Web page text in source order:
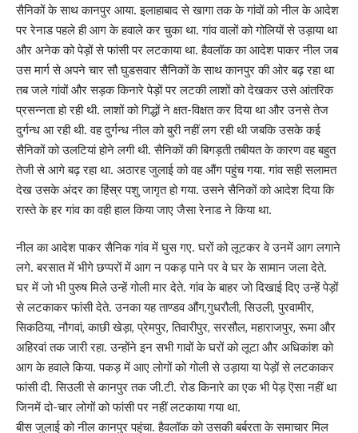
सैनिकों के साथ कानपुर आया. इलाहाबाद से खागा तक के गांवों को नील के आदेश
पर रेनाड पहले ही आग के हवाले कर चुका था. गांव वालों को गोलियों से उड़ाया था
और अनेक को पेड़ों से फांसी पर लटकाया था. हैवलॉक का आदेश पाकर नील जब
उस मार्ग से अपने चार सौ घुडसवार सैनिकों के साथ कानपुर की ओर बढ़ रहा था
तब जले गांवों और सड़क किनारे पेड़ों पर लटकी लाशों को देखकर उसे आंतरिक
प्रसन्नता हो रही थी. लाशों को गिद्धों ने क्षत-विक्षत कर दिया था और उनसे तेज
दुर्गन्ध आ रही थी. वह दुर्गन्ध नील को बुरी नहीं लग रही थी जबकि उसके कई
सैनिकों को उलटियां होने लगी थी. सैनिकों की बिगड़ती तबीयत के कारण वह बहुत
तेजी से आगे बढ़ रहा था. अठारह जुलाई को वह औंग पहुंच गया. गांव सही सलामत
देख उसके अंदर का हिंस्र पशु जागृत हो गया. उसने सैनिकों को आदेश दिया कि
रास्ते के हर गांव का वही हाल किया जाए जैसा रेनाड ने किया था.
नील का आदेश पाकर सैनिक गांव में घुस गए. घरों को लूटकर वे उनमें आग लगाने
लगे. बरसात में भीगे छप्परों में आग न पकड़ पाने पर वे घर के सामान जला देते.
घर में जो भी पुरुष मिले उन्हें गोली मार देते. गांव के बाहर जो दिखाई दिए उन्हें पेड़ों
से लटकाकर फांसी देते. उनका यह ताण्डव औंग,गुधरौली, सिउली, पुरवामीर,
सिकठिया, नौगवां, काछी खेड़ा, प्रेमपुर, तिवारीपुर, सरसौल, महाराजपुर, रूमा और
अहिरवां तक जारी रहा. उन्होंने इन सभी गावों के घरों को लूटा और अधिकांश को
आग के हवाले किया. पकड़ में आए लोगों को गोली से उड़ाया या पेड़ों से लटकाकर
फांसी दी. सिउली से कानपुर तक जी.टी. रोड किनारे का एक भी पेड़ ऎसा नहीं था
जिनमें दो-चार लोगों को फांसी पर नहीं लटकाया गया था.
बीस जुलाई को नील कानपुर पहुंचा. हैवलॉक को उसकी बर्बरता के समाचार मिल